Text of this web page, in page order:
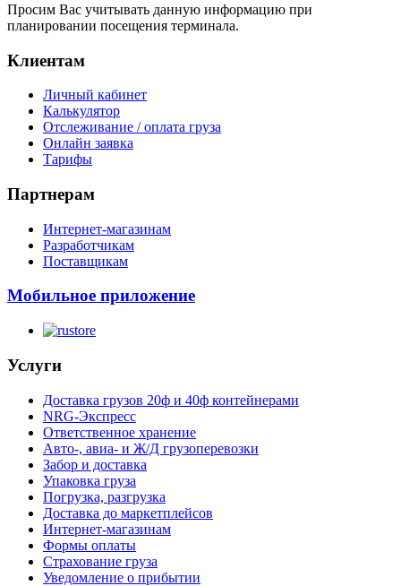
Просим Вас учитывать данную информацию при
планировании посещения терминала.
Клиентам
Личный кабинет
Калькулятор
Отслеживание / оплата груза
Онлайн заявка
Тарифы
Партнерам
Интернет-магазинам
Разработчикам
Поставщикам
Мобильное приложение
Услуги
Доставка грузов 20ф и 40ф контейнерами
NRG-Экспресс
Ответственное хранение
Авто-, авиа- и Ж/Д грузоперевозки
Забор и доставка
Упаковка груза
Погрузка, разгрузка
Доставка до маркетплейсов
Интернет-магазинам
Формы оплаты
Страхование груза
Уведомление о прибытии